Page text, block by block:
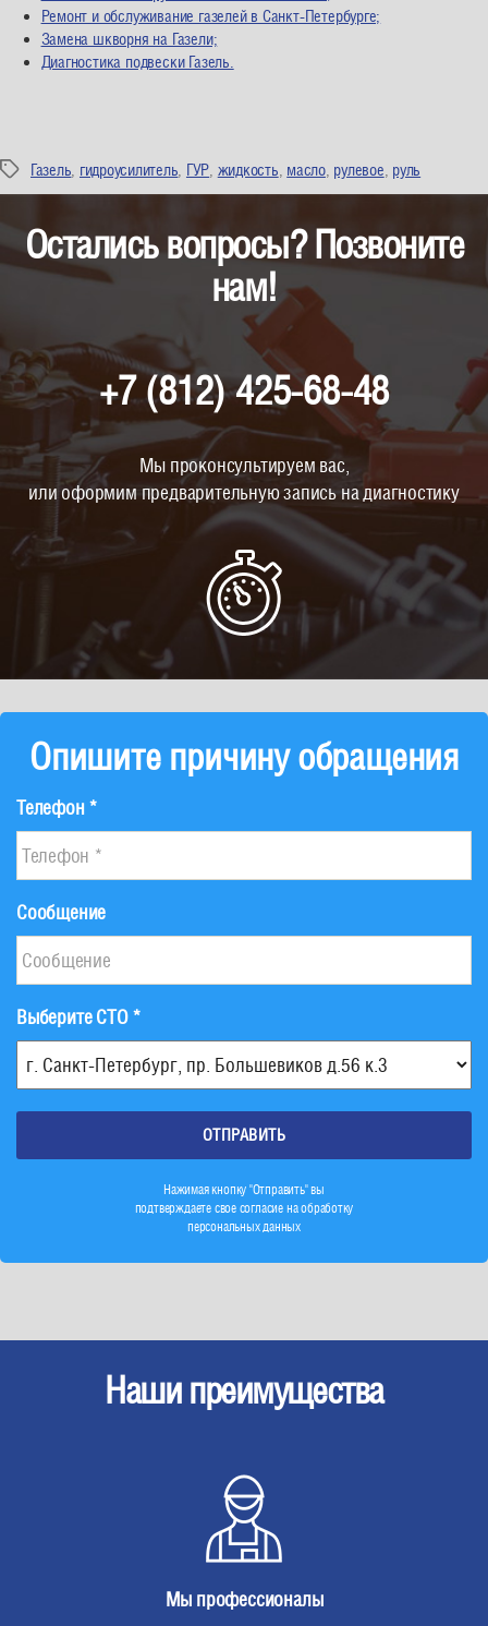
Ремонт и обслуживание газелей в Санкт-Петербурге;
Замена шкворня на Газели;
Диагностика подвески Газель.
МеткиГазель гидроусилитель ГУР жидкость масло, рулевое руль
Остались вопросы? Позвоните
нам!
+7 (812) 425-68-48
Мы проконсультируем вас,
или оформим предварительную запись на диагностику
Опишите причину обращения
Телефон *
Сообщение
Выберите СТО *
Нажимая кнопку "Отправить" вы
подтверждаете свое согласие на обработку
персональных данных
Наши преимущества
Мы профессионалы